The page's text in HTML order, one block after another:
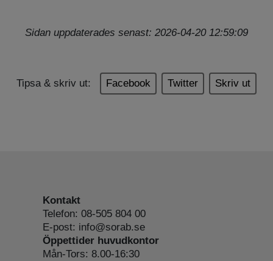
Sidan uppdaterades senast: 2026-04-20 12:59:09
Tipsa & skriv ut: Facebook Twitter Skriv ut
Kontakt
Telefon: 08-505 804 00
E-post: info@sorab.se
Öppettider huvudkontor
Mån-Tors: 8.00-16:30